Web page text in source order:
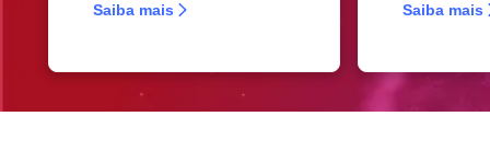
Saiba mais Saiba mais